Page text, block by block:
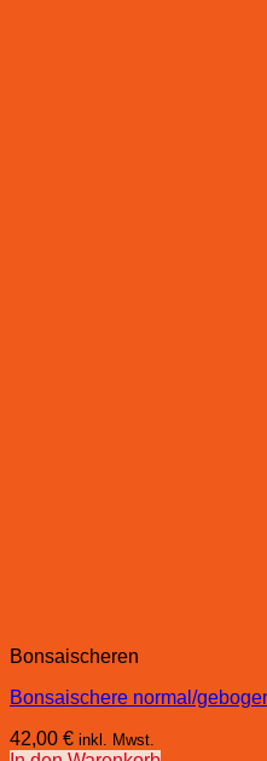
Bonsaischeren
Bonsaischere normal/
42,00 € inkl. Mwst.